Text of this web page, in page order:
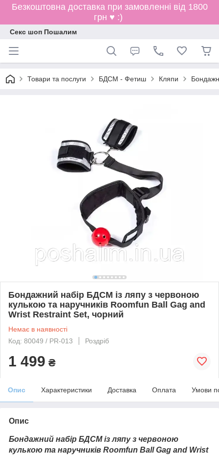
Безкоштовна доставка при замовленні від 1800
грн ♥ :)
Секс шоп Пошалим
Товари та послуги БДСМ - Фетиш Кляпи
Бондажний набір БДСМ із ляпу з червоною
кулькою та наручників Roomfun Ball Gag and
Wrist Restraint Set, чорний
Немає в наявності
Код: 80049 / PR-013
Роздріб
1 499 ₴
Опис Характеристики Доставка Оплата Умови
Опис
Бондажний набір БДСМ із ляпу з червоною
кулькою та наручників Roomfun Ball Gag and Wrist